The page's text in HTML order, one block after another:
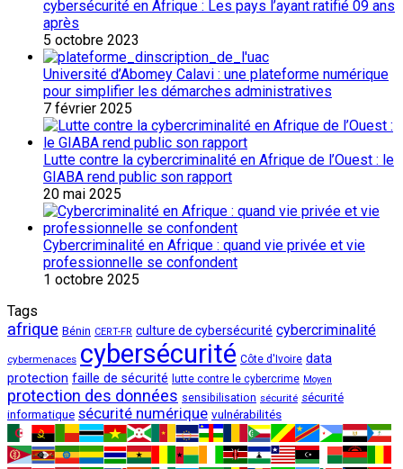
cybersécurité en Afrique : Les pays l’ayant ratifié 09 ans
après
5 octobre 2023
Université d’Abomey Calavi : une plateforme numérique
pour simplifier les démarches administratives
7 février 2025
Lutte contre la cybercriminalité en Afrique de l’Ouest : le
GIABA rend public son rapport
20 mai 2025
Cybercriminalité en Afrique : quand vie privée et vie
professionnelle se confondent
1 octobre 2025
Tags
afrique Bénin CERT-FR culture de cybersécurité cybercriminalité
cybermenaces cybersécurité Côte d'Ivoire data
protection faille de sécurité lutte contre le cybercrime Moyen
protection des données sensibilisation sécurité sécurité
informatique sécurité numérique vulnérabilités